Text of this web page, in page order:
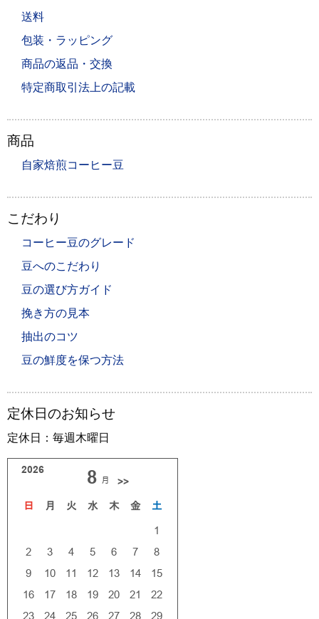
送料
包装・ラッピング
商品の返品・交換
特定商取引法上の記載
商品
自家焙煎コーヒー豆
こだわり
コーヒー豆のグレード
豆へのこだわり
豆の選び方ガイド
挽き方の見本
抽出のコツ
豆の鮮度を保つ方法
定休日のお知らせ
定休日：毎週木曜日